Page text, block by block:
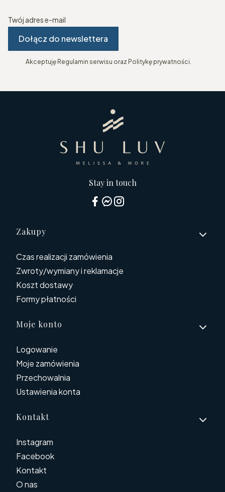
Twój adres e-mail
Dołącz do newslettera
Akceptuję Regulamin serwisu oraz Politykę prywatności.
Stay in touch
Linki w stopce
Zakupy
Czas realizacji zamówienia
Zwroty/wymiany i reklamacje
Koszt dostawy
Formy płatności
Moje konto
Logowanie
Moje zamówienia
Przechowalnia
Ustawienia konta
Kontakt
Instagram
Facebook
Kontakt
O nas